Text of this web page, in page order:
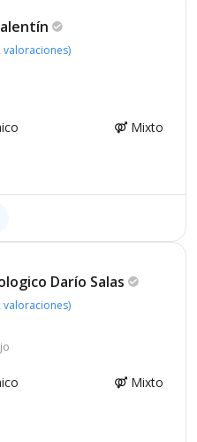
valoraciones)
Mixto
Darío Salas
valoraciones)
Mixto